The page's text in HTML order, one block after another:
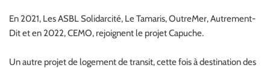
En 2021, Les ASBL Solidarcité, Le Tamaris, OutreMer, Autrement-
Dit et en 2022, CEMO, rejoignent le projet Capuche.
Un autre projet de logement de transit, cette fois à destination des